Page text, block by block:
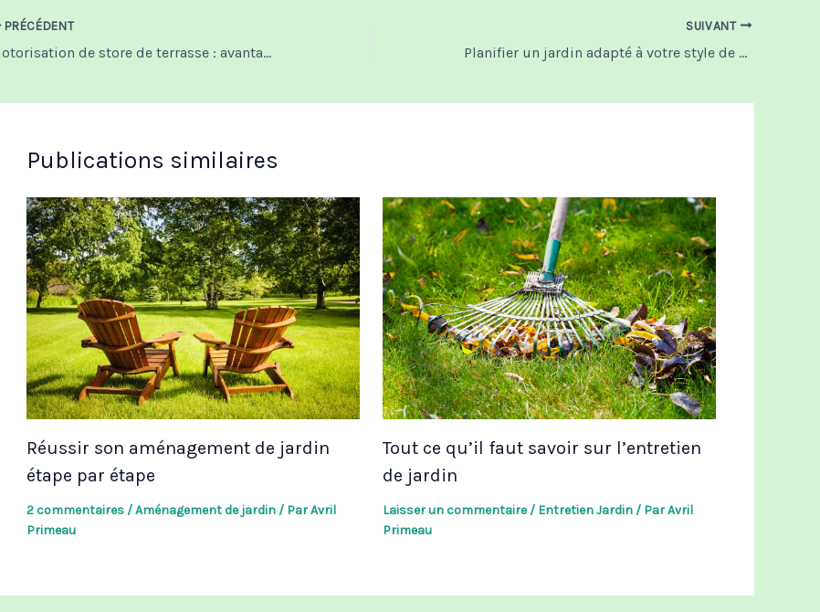
PRÉCÉDENT
Motorisation de store de terrasse : avantages, pose et dépannage
SUIVANT
Planifier un jardin adapté à votre style de vie
Publications similaires
Réussir son aménagement de jardin
étape par étape
2 commentaires /Aménagement de jardin/ ParAvril
Primeau
Tout ce qu’il faut savoir sur l’entretien
de jardin
Laisser un commentaire / Entretien Jardin/ ParAvril
Primeau